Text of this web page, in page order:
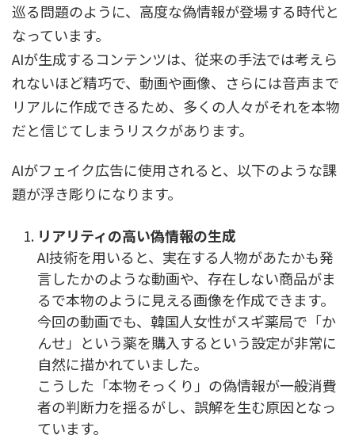
巡る問題のように、高度な偽情報が登場する時代と
なっています。
AIが生成するコンテンツは、従来の手法では考えら
れないほど精巧で、動画や画像、さらには音声まで
リアルに作成できるため、多くの人々がそれを本物
だと信じてしまうリスクがあります。
AIがフェイク広告に使用されると、以下のような課
題が浮き彫りになります。
リアリティの高い偽情報の生成
AI技術を用いると、実在する人物があたかも発
言したかのような動画や、存在しない商品がま
るで本物のように見える画像を作成できます。
今回の動画でも、韓国人女性がスギ薬局で「か
んせ」という薬を購入するという設定が非常に
自然に描かれていました。
こうした「本物そっくり」の偽情報が一般消費
者の判断力を揺るがし、誤解を生む原因となっ
ています。